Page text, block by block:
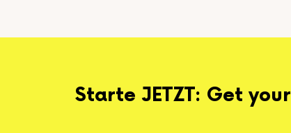
Starte JETZT: Get